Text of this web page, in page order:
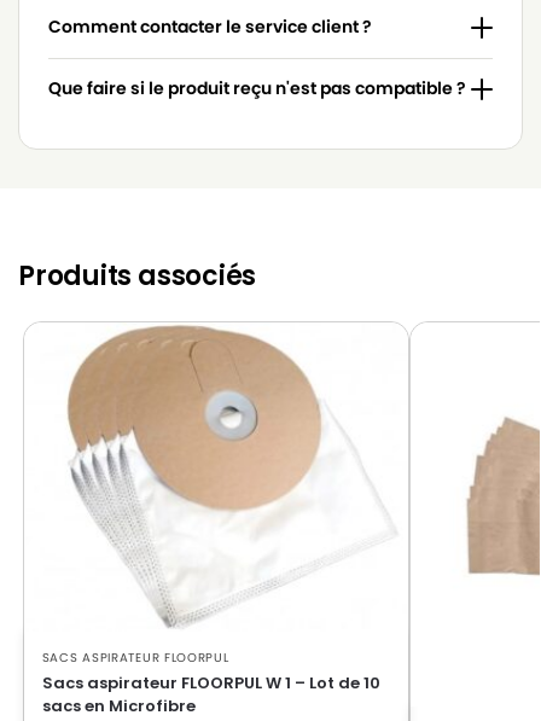
Comment contacter le service client ?
Que faire si le produit reçu n'est pas compatible ?
Produits associés
SACS ASPIRATEUR FLOORPUL
Sacs aspirateur FLOORPUL W 1 – Lot de 10
sacs en Microfibre